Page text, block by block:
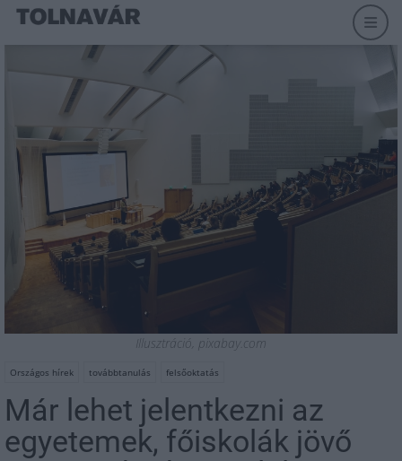
Illusztráció, pixabay.com
Országos hírek továbbtanulás felsőoktatás
Már lehet jelentkezni az
egyetemek, főiskolák jövő